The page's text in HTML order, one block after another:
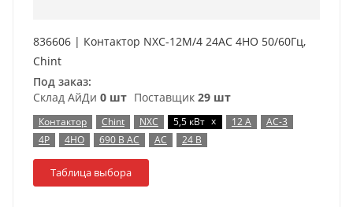
836606 | Контактор NXC-12M/4 24AC 4НO 50/60Гц,
Chint
Под заказ:
Склад АйДи 0 шт Поставщик 29 шт
Контактор Chint NXC 5,5 кВт x 12 А
AC-3
4P
4НО 690 В AC AC 24 В
Таблица выбора